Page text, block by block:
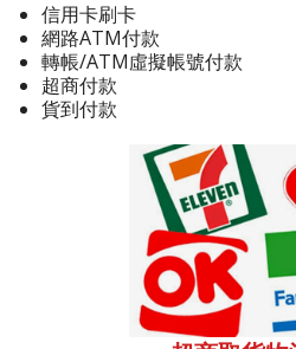
信用卡刷卡
網路ATM付款
轉帳/ATM虛擬帳號付款
超商付款
貨到付款